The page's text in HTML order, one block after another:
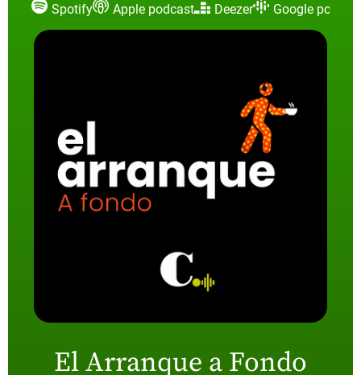
Spotify Apple podcast Deezer Google
El Arranque a Fondo